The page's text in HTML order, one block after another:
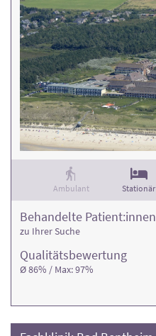
Ambulant Stationär
Qualitäts­bewertung
Ø 86% / Max: 97%
Behandelte Patient:innen
zu Ihrer Suche